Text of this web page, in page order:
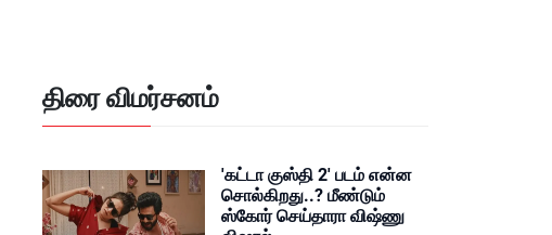
திரை விமர்சனம்
'கட்டா குஸ்தி 2' படம் என்ன
சொல்கிறது..? மீண்டும்
ஸ்கோர் செய்தாரா விஷ்ணு